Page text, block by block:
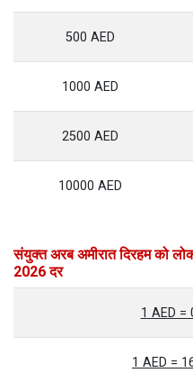
500 AED
1000 AED
2500 AED
10000 AED
संयुक्त अरब अमीरात दिरहम को
2026 दर
1 AED =
1 AED =